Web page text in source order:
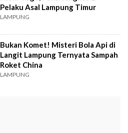
Pelaku Asal Lampung Timur
LAMPUNG
Bukan Komet! Misteri Bola Api di
Langit Lampung Ternyata Sampah
Roket China
LAMPUNG